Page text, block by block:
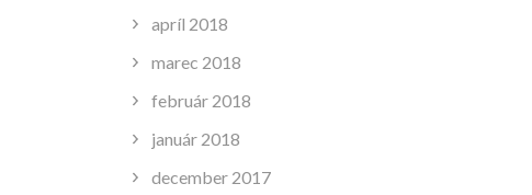
apríl 2018
marec 2018
február 2018
január 2018
december 2017